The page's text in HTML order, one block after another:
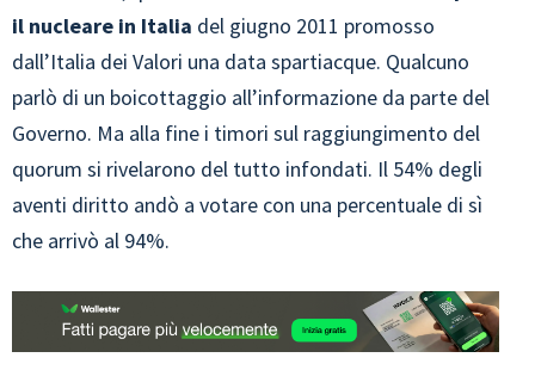
il nucleare in Italia del giugno 2011 promosso
dall’Italia dei Valori una data spartiacque. Qualcuno
parlò di un boicottaggio all’informazione da parte del
Governo. Ma alla fine i timori sul raggiungimento del
quorum si rivelarono del tutto infondati. Il 54% degli
aventi diritto andò a votare con una percentuale di sì
che arrivò al 94%.